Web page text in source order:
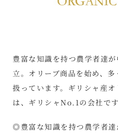
豊富な知識を持つ農学者達
立。オリーブ商品を始め、
扱っています。ギリシャ産
は、ギリシャNo.1の会社です
◎豊富な知識を持つ農学者達